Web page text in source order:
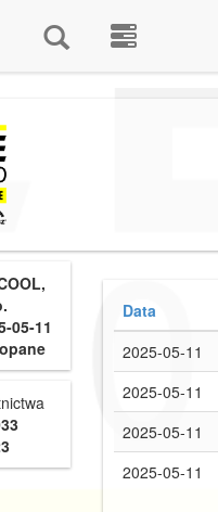
05-11
Data
2025-05-11
2025-05-11
2025-05-11
2025-05-11